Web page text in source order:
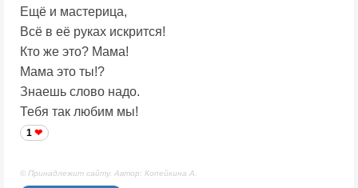
Ещё и мастерица,
Всё в её руках искрится!
Кто же это? Мама!
Мама это ты!?
Знаешь слово надо.
Тебя так любим мы!
1
© Принадлежит сайту. Автор: Копейкина А.